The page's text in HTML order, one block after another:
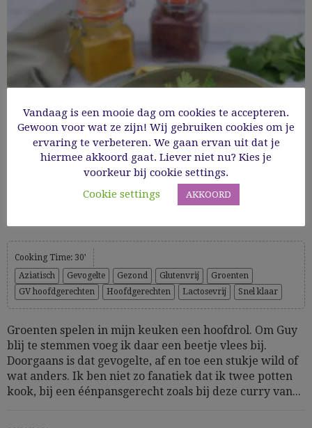
Cooking Time: 30’
Aziatisch
Gevogelte Gezond Glutenvrij
Groenten
GV hoofdgerechten
Hoofdgerechten Lactosevrij Snel klaar
Groenten spelen in mijn keuken een hoofdrol. Om Guy
blij te stemmen voeg ik daar een beetje vlees bij.
Doorgaans is dat gevogelte, af en toe een stukje wild of
wat anders. Ik ben niet zo fanatiek dat ik twee potten
kook, bij een éénpansgerecht zoals bij deze curry van...
Vandaag is een mooie dag om cookies te accepteren.
Gewoon voor wat ze zijn! Wij gebruiken cookies om je
ervaring te verbeteren. We gaan ervan uit dat je
hiermee akkoord gaat. Liever niet nu? Kies je
voorkeur bij cookie settings.
Cookie settings
AKKOORD